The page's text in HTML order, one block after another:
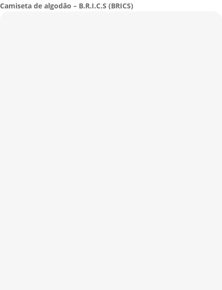
Camiseta de algodão – B.R.I.C.S (BRICS)